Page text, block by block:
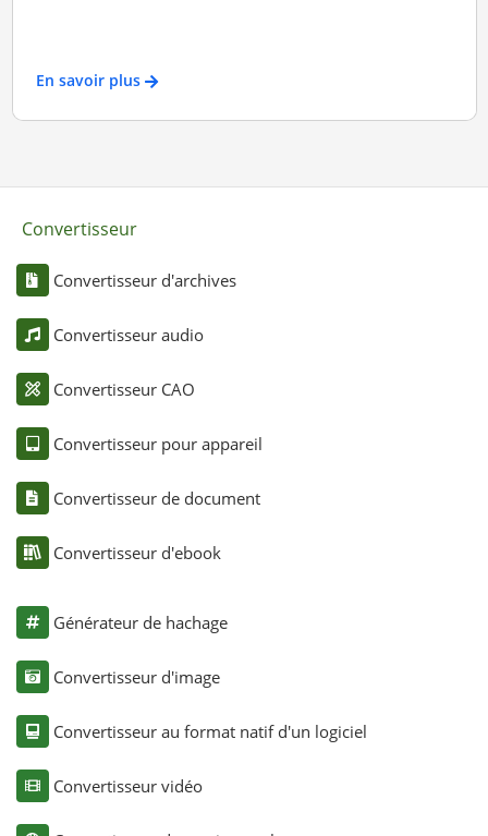
En savoir plus
Convertisseur
Convertisseur d'archives
Convertisseur audio
Convertisseur CAO
Convertisseur pour appareil
Convertisseur de document
Convertisseur d'ebook
Générateur de hachage
Convertisseur d'image
Convertisseur au format natif d'un logiciel
Convertisseur vidéo